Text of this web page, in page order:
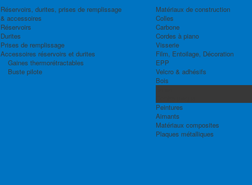
Réservoirs, durites, prises de remplissage
& accessoires
Réservoirs
Durites
Prises de remplissage
Accessoires réservoirs et durites
Gaines thermorétractables
Buste pilote
Matériaux de construction
Colles
Carbone
Cordes à piano
Visserie
Film, Entoilage, Décoration
EPP
Velcro & adhésifs
Bois
Peintures
Aimants
Matériaux composites
Plaques métalliques